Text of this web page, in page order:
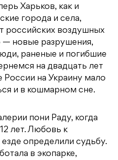
Харьков, как и
города и села,
российских воздушных
— новые разрушения,
раненые и погибшие
на двадцать лет
России на Украину мало
и в кошмарном сне.
пони Раду, когда
лет. Любовь к
определили судьбу.
в экопарке,